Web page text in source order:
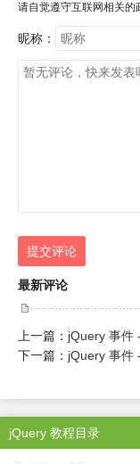
请自觉遵守互联网相关的
昵称：
提交评论
最新评论
上一篇： jQuery 事件
下一篇： jQuery 事件
jQuery 教程目录